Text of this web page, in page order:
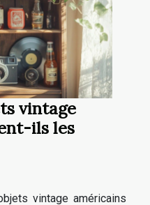
vintage
ils les
vintage américains